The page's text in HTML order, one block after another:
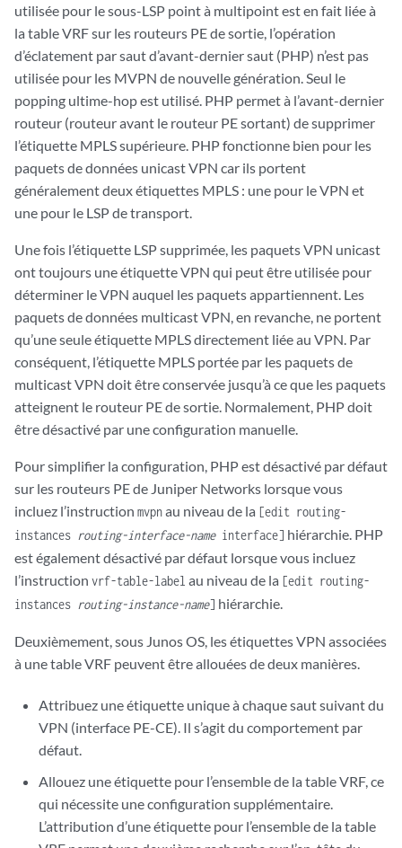
utilisée pour le sous-LSP point à multipoint est en fait liée à
la table VRF sur les routeurs PE de sortie, l’opération
d’éclatement par saut d’avant-dernier saut (PHP) n’est pas
utilisée pour les MVPN de nouvelle génération. Seul le
popping ultime-hop est utilisé. PHP permet à l’avant-dernier
routeur (routeur avant le routeur PE sortant) de supprimer
l’étiquette MPLS supérieure. PHP fonctionne bien pour les
paquets de données unicast VPN car ils portent
généralement deux étiquettes MPLS : une pour le VPN et
une pour le LSP de transport.
Une fois l’étiquette LSP supprimée, les paquets VPN unicast
ont toujours une étiquette VPN qui peut être utilisée pour
déterminer le VPN auquel les paquets appartiennent. Les
paquets de données multicast VPN, en revanche, ne portent
qu’une seule étiquette MPLS directement liée au VPN. Par
conséquent, l’étiquette MPLS portée par les paquets de
multicast VPN doit être conservée jusqu’à ce que les paquets
atteignent le routeur PE de sortie. Normalement, PHP doit
être désactivé par une configuration manuelle.
Pour simplifier la configuration, PHP est désactivé par défaut
sur les routeurs PE de Juniper Networks lorsque vous
incluez l’instruction mvpnau niveau de la [edit routing-
instances routing-interface-nameinterface] hiérarchie. PHP
est également désactivé par défaut lorsque vous incluez
l’instruction vrf-table-label au niveau de la [edit routing-
instances routing-instance-name] hiérarchie.
Deuxièmement, sous Junos OS, les étiquettes VPN associées
à une table VRF peuvent être allouées de deux manières.
Attribuez une étiquette unique à chaque saut suivant du
VPN (interface PE-CE). Il s’agit du comportement par
défaut.
Allouez une étiquette pour l’ensemble de la table VRF, ce
qui nécessite une configuration supplémentaire.
L’attribution d’une étiquette pour l’ensemble de la table